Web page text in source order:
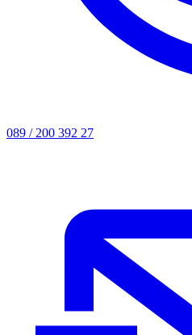
089 / 200 392 27